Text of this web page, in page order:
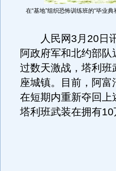
在“基地”组织恐怖训练班的“毕业
人民网3月20日讯
阿政府军和北约部
过数天激战，塔利
座城镇。目前，阿
在短期内重新夺回
塔利班武装在拥有10